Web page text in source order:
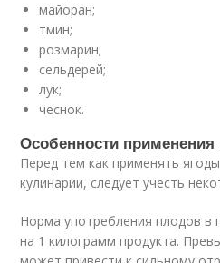
майоран;
тмин;
розмарин;
сельдерей;
лук;
чеснок.
Особенности применения
Перед тем как применять
кулинарии, следует учесть
Норма употребления плодов
на 1 килограмм продукта.